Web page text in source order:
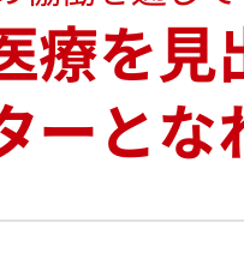
療を見
ーとな